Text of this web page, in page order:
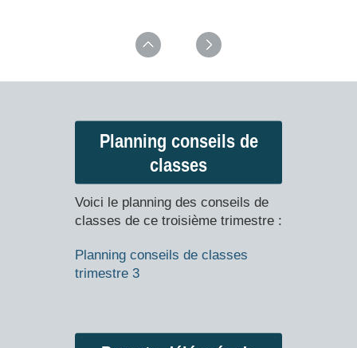
Planning conseils de
classes
Voici le planning des conseils de
classes de ce troisième trimestre :
Planning conseils de classes
trimestre 3